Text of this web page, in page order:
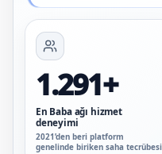
1.291+
En Baba ağı hizmet
deneyimi
2021’den beri platform
genelinde biriken saha tecrübesi